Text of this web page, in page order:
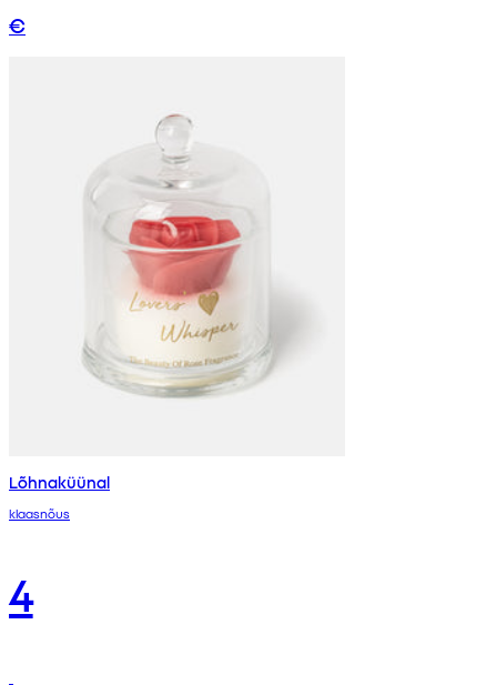
€
Lõhnaküünal
klaasnõus
4